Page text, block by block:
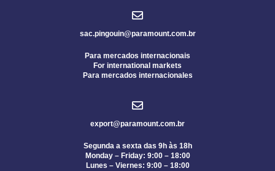
sac.pingouin@paramount.com.br
Para mercados internacionais
For international markets
Para mercados internacionales
export@paramount.com.br
Segunda a sexta das 9h às 18h
Monday – Friday: 9:00 – 18:00
Lunes – Viernes: 9:00 – 18:00